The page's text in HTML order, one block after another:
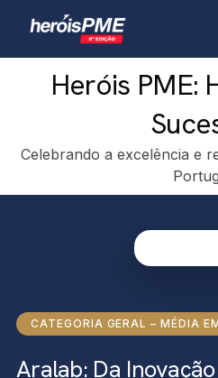
main
Heróis PME:
Celebrando a excelência e
CATEGORIA GERAL – MÉDIA
Aralab: Da